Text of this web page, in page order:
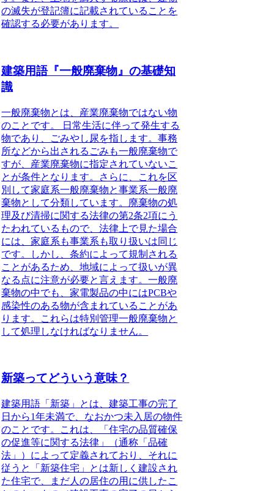
の滅失が登記簿に記載されていることを
確認する必要があります。
建築用語『一般廃棄物』の基礎知
識
一般廃棄物とは、産業廃棄物ではない物
のことです。
日常生活に伴って発生する
物であり、ごみやし尿を指します。事務
所などから出されるごみも一般廃棄物で
すが、産業廃棄物に指定されていないこ
とが条件となります。さらに、これを区
別して家庭系一般廃棄物と事業系一般廃
棄物として分類しています。廃棄物の処
理及び清掃に関する法律の第2条2項にう
たわれているもので、法律上で見た場合
には、家庭系も事業系も取り扱いは同じ
です。しかし、条約によって規制される
ことがあるため、地域によって扱いが異
なる点に注意が必要と言えます。一般廃
棄物の中でも、家電製品の中にはPCBや
感染性のある物が含まれていることがあ
ります。これらは特別管理一般廃棄物と
して処理しなければなりません。
新築ってどういう意味？
建築用語「新築」とは、建築工事の完了
日から1年未満で、なおかつ未入居の物件
のこと です。これは、「住宅の品質確保
の促進等に関する法律」（通称「品確
法」）によって定義されており、それに
従うと「新築住宅」とは新しく建設され
た住宅で、まだ人の居住の用に供したこ